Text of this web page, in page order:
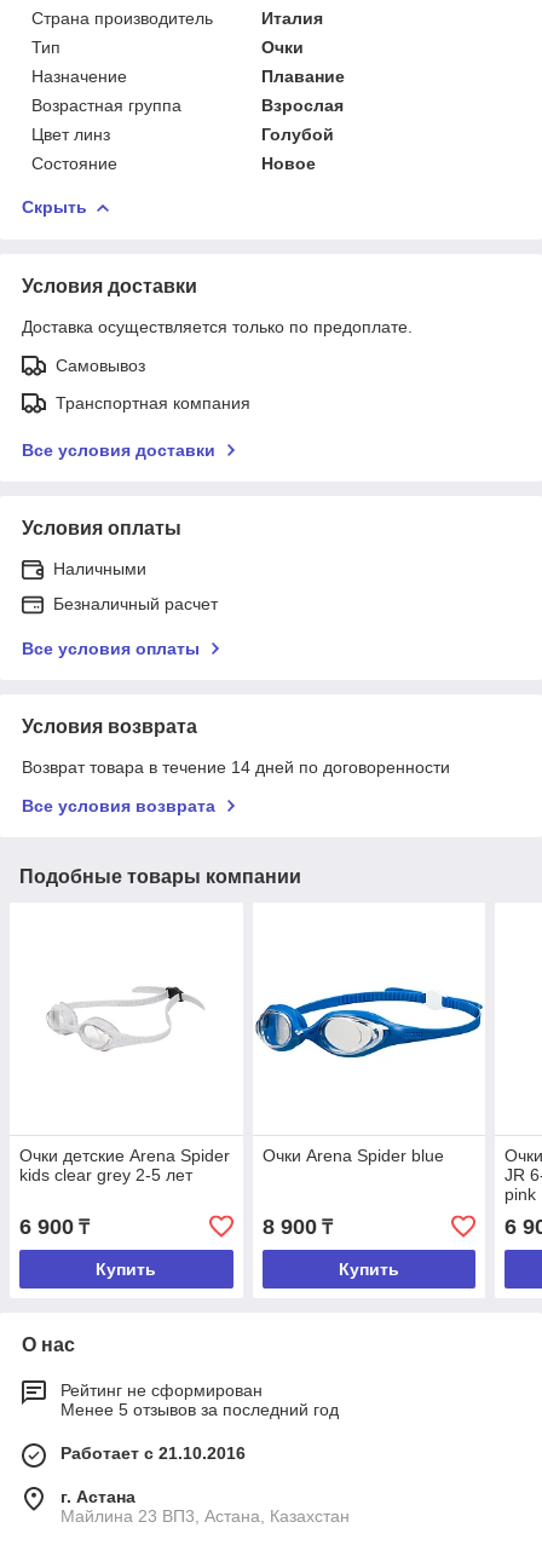
Страна производитель
Италия
Тип
Очки
Назначение
Плавание
Возрастная группа
Взрослая
Цвет линз
Голубой
Состояние
Новое
Скрыть
Условия доставки
Доставка осуществляется только по предоплате.
Самовывоз
Транспортная компания
Все условия доставки
Условия оплаты
Наличными
Безналичный расчет
Все условия оплаты
Условия возврата
Возврат товара в течение 14 дней по договоренности
Все условия возврата
Подобные товары компании
Очки детские Arena Spider
kids clear grey 2-5 лет
6 900 ₸
Купить
Очки Arena Spider blue
8 900₸
Купить
JR
pink
6
О нас
Рейтинг не сформирован
Менее 5 отзывов за последний год
Работает с 21.10.2016
г. Астана
Майлина 23 ВП3, Астана, Казахстан